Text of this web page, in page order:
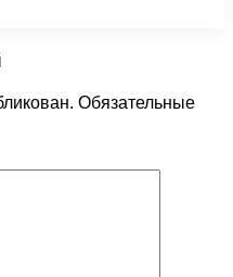
Обязательные